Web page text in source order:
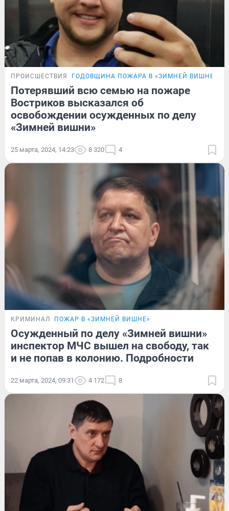
ПРОИСШЕСТВИЯ ГОДОВЩИНА ПОЖАРА В «ЗИМНЕЙ ВИШНЕ»
Потерявший всю семью на пожаре
Востриков высказался об
освобождении осужденных по делу
«Зимней вишни»
25 марта, 2024, 14:23 8 320 4
КРИМИНАЛ ПОЖАР В «ЗИМНЕЙ ВИШНЕ»
Осужденный по делу «Зимней вишни»
инспектор МЧС вышел на свободу, так
и не попав в колонию. Подробности
22 марта, 2024, 09:31 4 172 8